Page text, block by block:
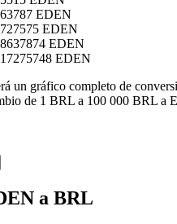
EDEN
EDEN
EDEN
EDEN
un gráfico completo de
de 1 BRL a 100 000 BRL a
a BRL